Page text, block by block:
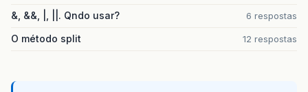
&, &&, |, ||. Qndo usar? 6 respostas
O método split 12 respostas